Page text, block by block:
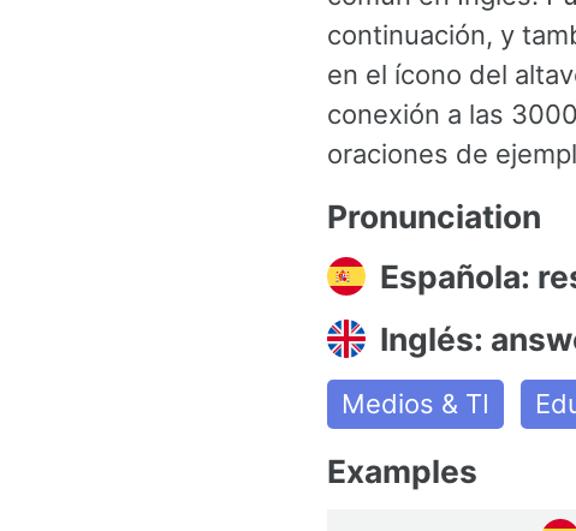
continuación, y
en el ícono del
conexión a las
oraciones de
Pronunciation
Española:
Inglés:
Medios & TI
Examples